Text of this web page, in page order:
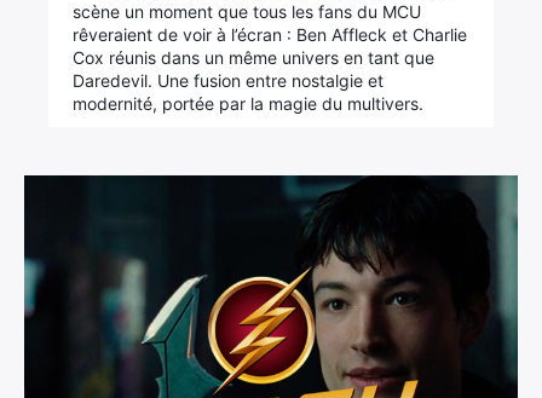
scène un moment que tous les fans du MCU
rêveraient de voir à l’écran : Ben Affleck et Charlie
Cox réunis dans un même univers en tant que
Daredevil. Une fusion entre nostalgie et
modernité, portée par la magie du multivers.